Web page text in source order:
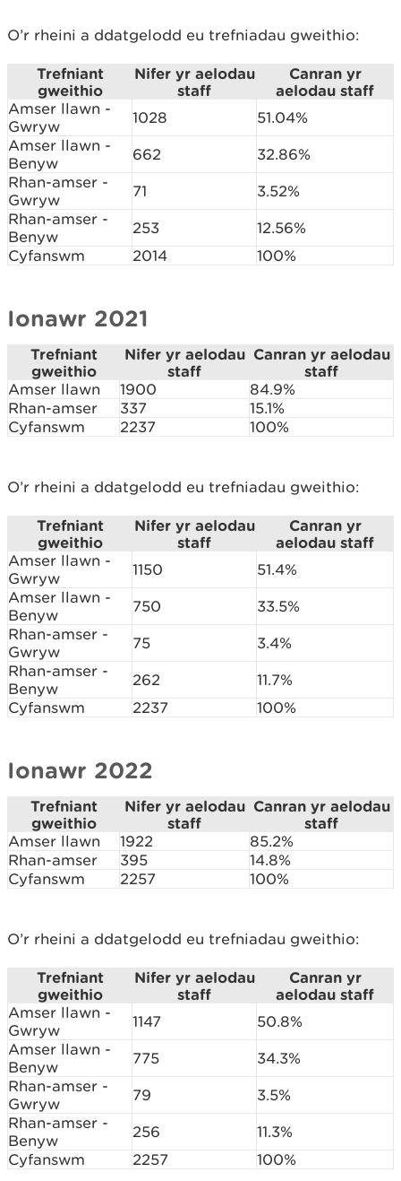
O’r rheini a ddatgelodd eu trefniadau gweithio:
Trefniant
gweithio
Nifer yr aelodau
staff
Canran yr
aelodau staff
Amser llawn -
Gwryw
1028
51.04%
Amser llawn -
Benyw
662
32.86%
Rhan-amser -
Gwryw
71
3.52%
Rhan-amser -
Benyw
253
12.56%
Cyfanswm
2014 100%
Ionawr 2021
Trefniant
gweithio
Nifer yr aelodau
staff
Canran yr aelodau
staff
Amser llawn 1900
84.9%
Rhan-amser
337
15.1%
Cyfanswm
2237 100%
O’r rheini a ddatgelodd eu trefniadau gweithio:
Trefniant
gweithio
Nifer yr aelodau
staff
Canran yr
aelodau staff
Amser llawn -
Gwryw
1150
51.4%
Amser llawn -
Benyw
750
33.5%
Rhan-amser -
Gwryw
75
3.4%
Rhan-amser -
Benyw
262
11.7%
Cyfanswm
2237 100%
Ionawr 2022
Trefniant
gweithio
Nifer yr aelodau
staff
Canran yr aelodau
staff
Amser llawn 1922
85.2%
Rhan-amser
395
14.8%
Cyfanswm
2257 100%
O’r rheini a ddatgelodd eu trefniadau gweithio:
Trefniant
gweithio
Nifer yr aelodau
staff
Canran yr
aelodau staff
Amser llawn -
Gwryw
1147
50.8%
Amser llawn -
Benyw
775
34.3%
Rhan-amser -
Gwryw
79
3.5%
Rhan-amser -
Benyw
256
11.3%
Cyfanswm
2257 100%